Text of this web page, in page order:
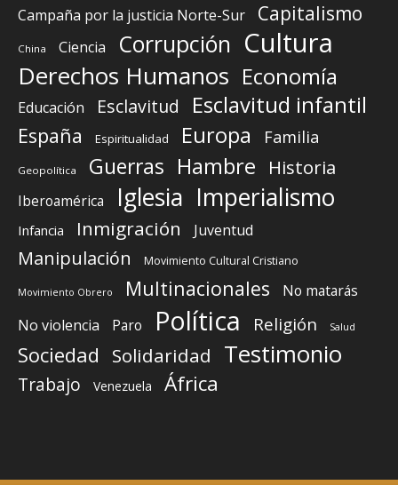
Campaña por la justicia Norte-Sur Capitalismo
China Ciencia Corrupción Cultura
Derechos Humanos Economía
Educación Esclavitud Esclavitud infantil
España Espiritualidad Europa Familia
Geopolítica Guerras Hambre Historia
Iberoamérica Iglesia Imperialismo
Infancia Inmigración Juventud
Manipulación Movimiento Cultural Cristiano
Movimiento Obrero Multinacionales
No matarás
No violencia
Paro Política Religión Salud
Sociedad Solidaridad Testimonio
Trabajo Venezuela África